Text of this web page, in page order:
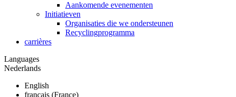
Aankomende evenementen
Initiatieven
Organisaties die we ondersteunen
Recyclingprogramma
carrières
Languages
Nederlands
English
français (France)